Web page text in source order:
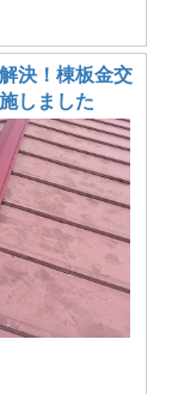
決！棟板金交
しました